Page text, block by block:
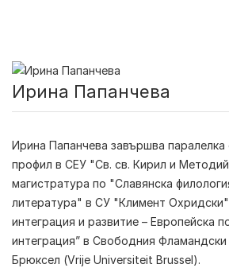
Ирина Папанчева
Ирина Папанчева завършва паралелка
профил в СEУ "Св. св. Кирил и
магистратура по "Славянска
литература" в СУ "Климент Охридски"
интеграция и развитие – Европейска
интеграция” в Свободния Фламандски
Брюксел (Vrije Universiteit Brussel).